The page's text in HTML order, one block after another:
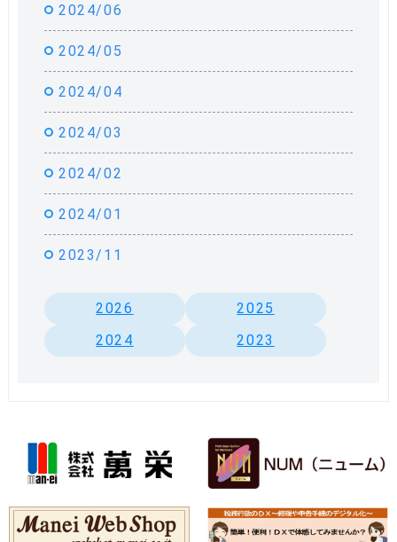
2024/06
2024/05
2024/04
2024/03
2024/02
2024/01
2023/11
2026
2025
2024
2023